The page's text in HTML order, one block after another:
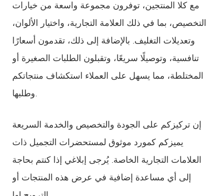
مع كلا المنتجين، توفرون مجموعة واسعة من خيارات
التخصيص، بما في ذلك العلامة التجارية، واختيار الألوان،
وتعديلات التغليف. بالإضافة إلى ذلك، تقدمون أسعارًا
تنافسية، وتوصيلًا سريعًا، وتقبلون الطلبات الصغيرة أو
المختلطة، مما يسهل على العملاء استكشاف منتجاتكم
إن تركيزكم على الجودة والتخصيص والخدمة السريعة
يميزكم كمورد موثوق لمستحضرات التجميل ذات
العلامات التجارية الخاصة. يُرجى إبلاغي إذا كنتم بحاجة
إلى أي مساعدة إضافية في عرض هذه المنتجات أو